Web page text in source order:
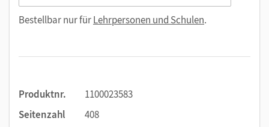
Bestellbar nur fürLehrpersonen und Schulen.
Produktnr.
1100023583
Seitenzahl
408